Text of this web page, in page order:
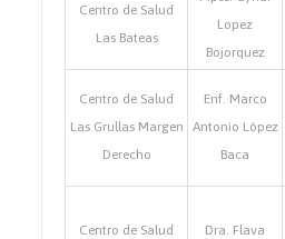
Centro de Salud
Las Bateas
Lopez
Bojorquez
Centro de Salud
Las Grullas Margen
Derecho
Enf. Marco
Antonio López
Baca
Centro de Salud
Dra. Flava